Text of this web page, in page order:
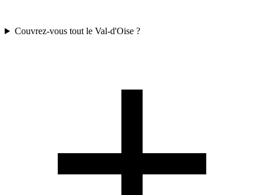
Couvrez-vous tout le Val-d'Oise ?